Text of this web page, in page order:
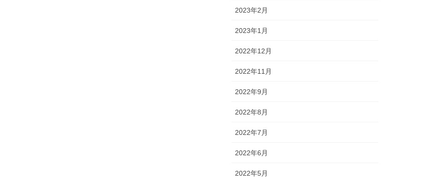
2023年2月
2023年1月
2022年12月
2022年11月
2022年9月
2022年8月
2022年7月
2022年6月
2022年5月